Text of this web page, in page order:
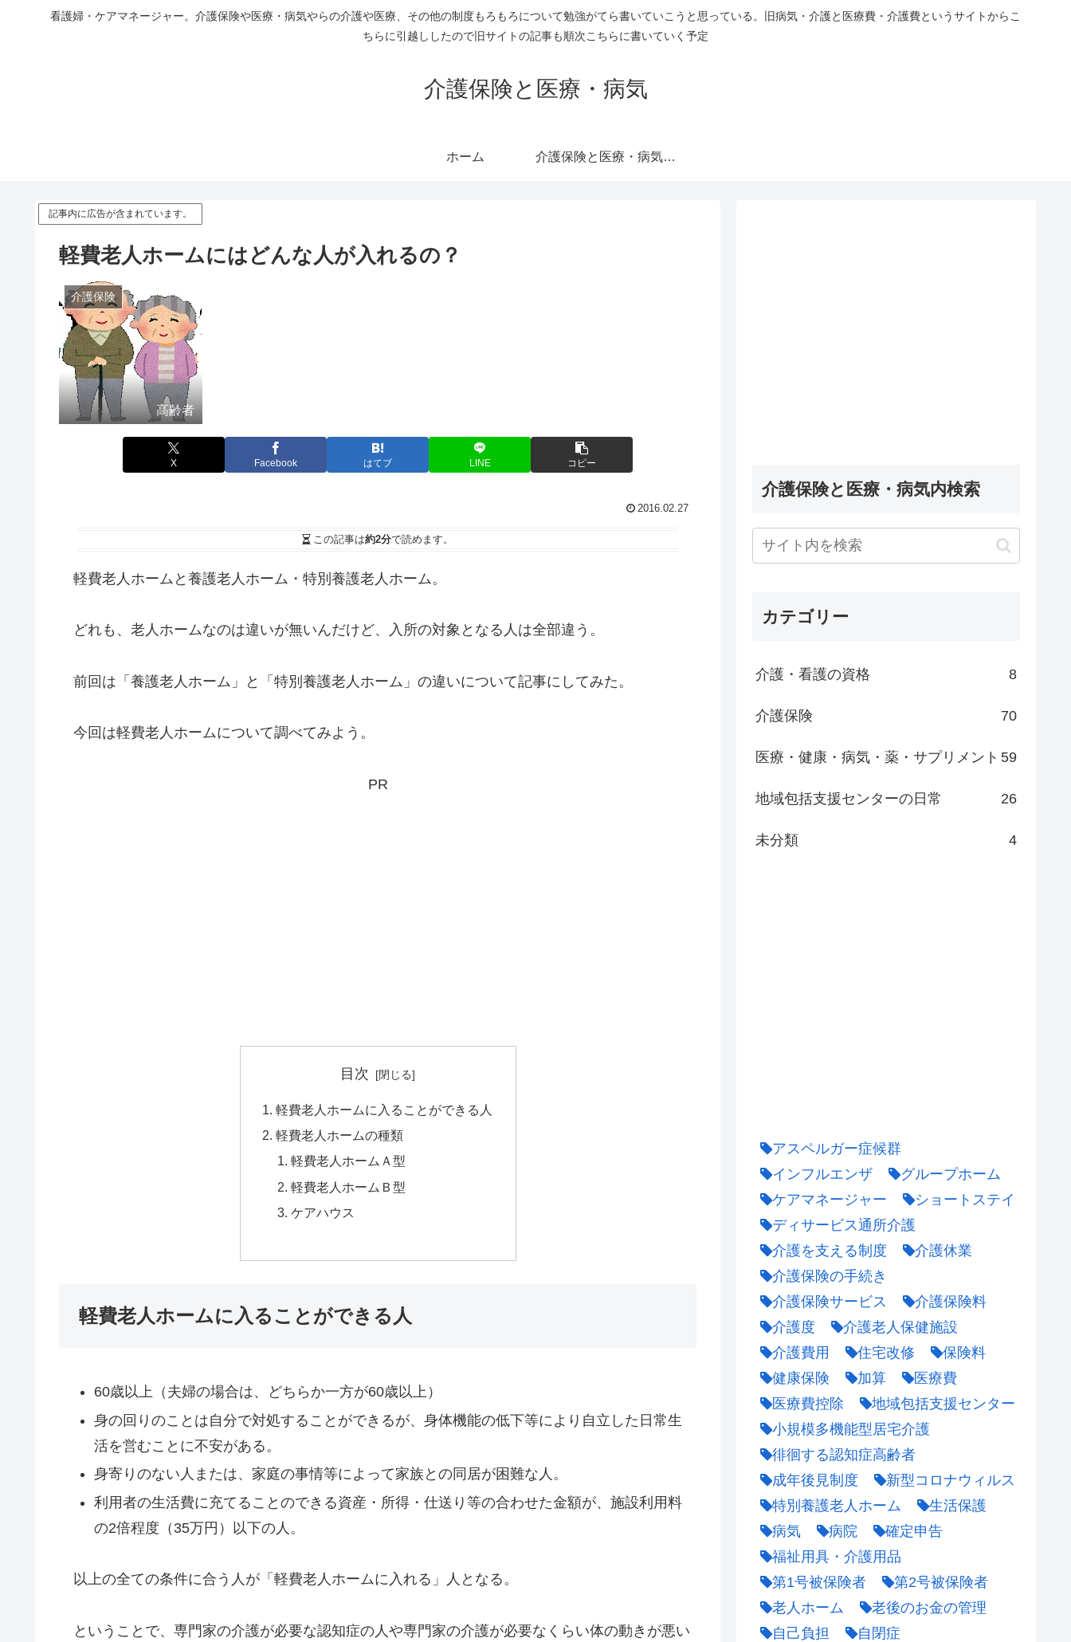
看護婦・ケアマネージャー。介護保険や医療・病気やらの介護や医療、その他の制度もろもろについて勉強がてら書いていこうと思っている。旧病気・介護と医療費・介護費というサイトからこ
ちらに引越ししたので旧サイトの記事も順次こちらに書いていく予定
介護保険と医療・病気
ホーム 介護保険と医療・病気のすべての記事を表示
記事内に広告が含まれています。
軽費老人ホームにはどんな人が入れるの？
介護保険
高齢者
X Facebook はてブ LINE コピー
2016.02.27
この記事は約2分で読めます。
軽費老人ホームと養護老人ホーム・特別養護老人ホーム。
どれも、老人ホームなのは違いが無いんだけど、入所の対象となる人は全部違う。
前回は「養護老人ホーム」と「特別養護老人ホーム」の違いについて記事にしてみた。
今回は軽費老人ホームについて調べてみよう。
PR
目次
軽費老人ホームに入ることができる人
軽費老人ホームの種類
軽費老人ホームＡ型
軽費老人ホームＢ型
ケアハウス
軽費老人ホームに入ることができる人
60歳以上（夫婦の場合は、どちらか一方が60歳以上）
身の回りのことは自分で対処することができるが、身体機能の低下等により自立した日常生
活を営むことに不安がある。
身寄りのない人または、家庭の事情等によって家族との同居が困難な人。
利用者の生活費に充てることのできる資産・所得・仕送り等の合わせた金額が、施設利用料
の2倍程度（35万円）以下の人。
以上の全ての条件に合う人が「軽費老人ホームに入れる」人となる。
ということで、専門家の介護が必要な認知症の人や専門家の介護が必要なくらい体の動きが悪い
介護保険と医療・病気内検索
カテゴリー
介護・看護の資格 8
介護保険 70
医療・健康・病気・薬・サプリメント 59
地域包括支援センターの日常 26
未分類 4
アスペルガー症候群
インフルエンザ
グループホーム
ケアマネージャー
ショートステイ
ディサービス通所介護
介護を支える制度
介護休業
介護保険の手続き
介護保険サービス
介護保険料
介護度
介護老人保健施設
介護費用
住宅改修
保険料
健康保険
加算
医療費
医療費控除
地域包括支援センター
小規模多機能型居宅介護
徘徊する認知症高齢者
成年後見制度
新型コロナウィルス
特別養護老人ホーム
生活保護
病気
病院
確定申告
福祉用具・介護用品
第1号被保険者
第2号被保険者
老人ホーム
老後のお金の管理
自己負担
自閉症